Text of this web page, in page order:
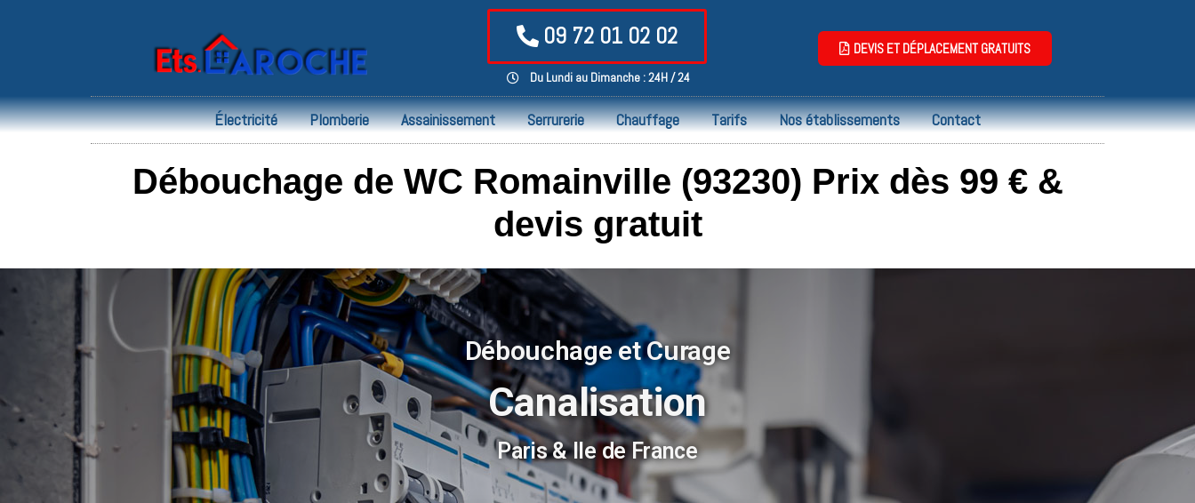
09 72 01 02 02
Du Lundi au Dimanche : 24H / 24
DEVIS ET DÉPLACEMENT GRATUITS
Électricité Plomberie Assainissement Serrurerie Chauffage Tarifs Nos établissements Contact
Débouchage de WC Romainville (93230) Prix dès 99 € &
devis gratuit
Débouchage et Curage
Canalisation
Paris & Ile de France